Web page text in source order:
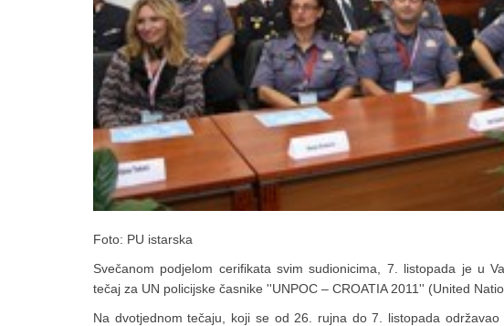
Foto: PU istarska
Svečanom podjelom cerifikata svim sudionicima, 7. listopada je u
tečaj za UN policijske časnike ''UNPOC – CROATIA 2011'' (United
Na dvotjednom tečaju, koji se od 26. rujna do 7. listopada